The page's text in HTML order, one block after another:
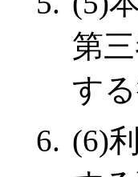
第
す
(6)